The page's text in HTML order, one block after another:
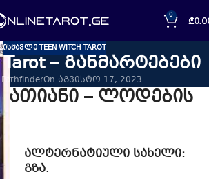
0 ₾
ᲘᲡᲬᲐᲕᲚᲔ TEEN WITCH TAROT
Tarot – განმარტებები
On აგვისტო 17, 2023
ათიანი – ლოდების
ალტერნატიული სახელი:
გზა.